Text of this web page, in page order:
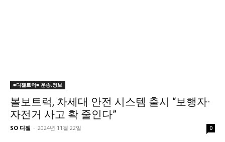
■디젤트럭■ 운송.정보
볼보트럭, 차세대 안전 시스템 출시 “보행자·
자전거 사고 확 줄인다”
SO 디젤 - 2024년 11월 22일 0